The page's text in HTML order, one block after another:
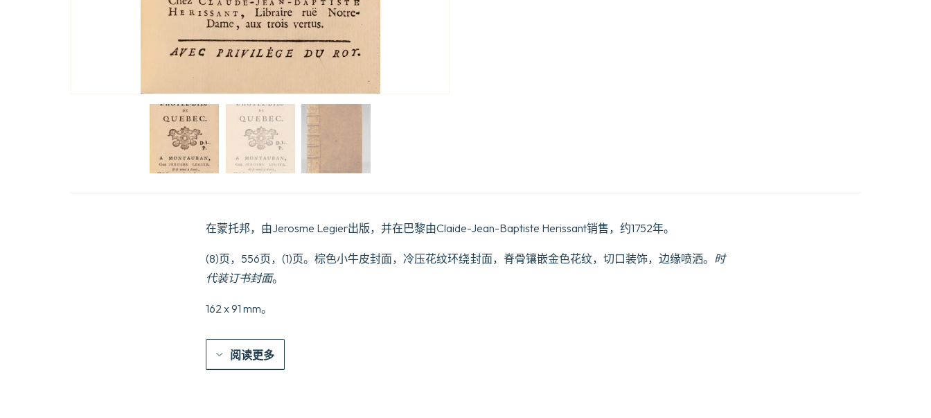
在蒙托邦，由Jerosme Legier出版，并在巴黎由Claide-Jean-Baptiste Herissant销售，约1752年。
(8)页，556页，(1)页。棕色小牛皮封面，冷压花纹环绕封面，脊骨镶嵌金色花纹，切口装饰，边缘喷洒。 时
代装订书封面。
162 x 91 mm。
阅读更多